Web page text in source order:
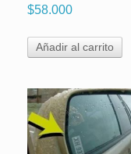
$58.000
Añadir al carrito